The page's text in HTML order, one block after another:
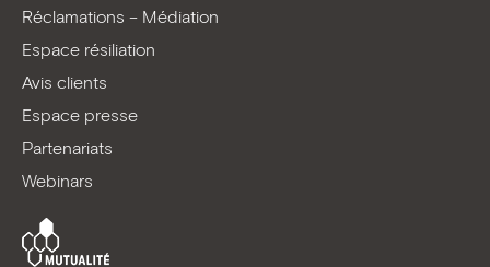
Réclamations – Médiation
Espace résiliation
Avis clients
Espace presse
Partenariats
Webinars